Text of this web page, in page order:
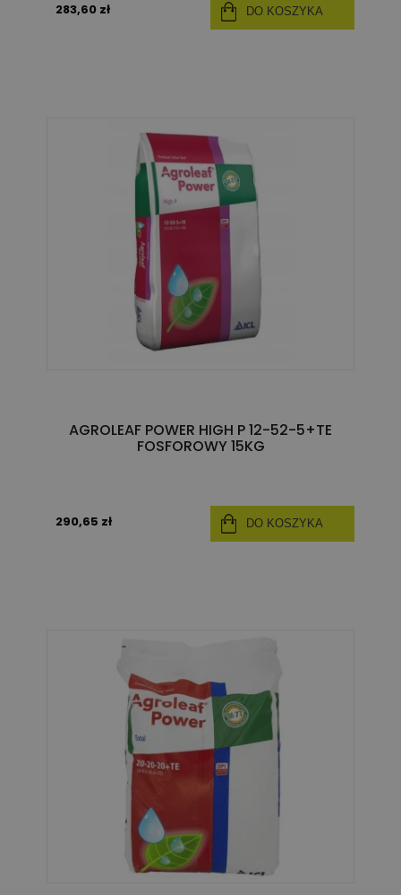
283,60 zł DO KOSZYKA
AGROLEAF POWER HIGH P 12-52-5+TE
FOSFOROWY 15KG
290,65 zł DO KOSZYKA